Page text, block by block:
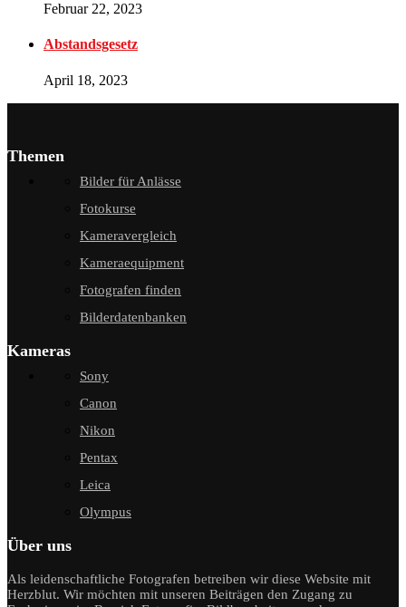
Februar 22, 2023
Abstandsgesetz
April 18, 2023
Themen
Bilder für Anlässe
Fotokurse
Kameravergleich
Kameraequipment
Fotografen finden
Bilderdatenbanken
Kameras
Sony
Canon
Nikon
Pentax
Leica
Olympus
Über uns
Als leidenschaftliche Fotografen betreiben wir diese Website mit
Herzblut. Wir möchten mit unseren Beiträgen den Zugang zu